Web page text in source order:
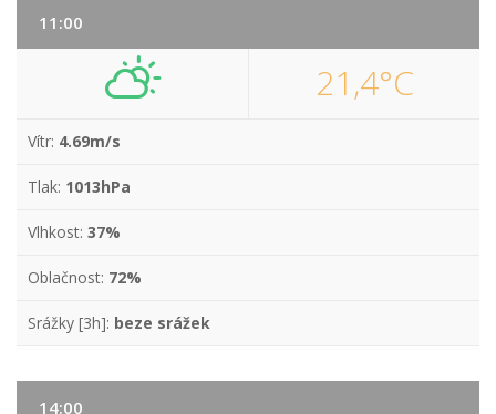
11:00
21,4°C
Vítr: 4.69m/s
Tlak: 1013hPa
Vlhkost: 37%
Oblačnost: 72%
Srážky [3h]: beze srážek
14:00